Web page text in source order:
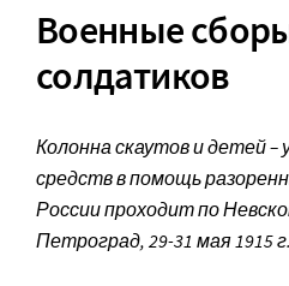
Военные
солдатиков
Колонна скаутов и детей –
средств в помощь
России проходит по
Петроград, 29-31 мая 1915 г.